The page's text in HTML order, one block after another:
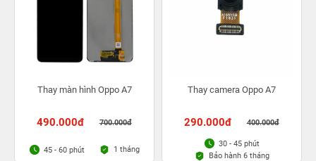
Thay màn hình Oppo A7
490.000đ 700.000đ
45 - 60 phút 1 tháng
Thay camera Oppo A7
290.000đ 400.000đ
30 - 45 phút
Bảo hành 6 tháng